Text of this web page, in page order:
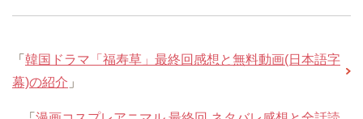
「 韓国ドラマ「福寿草」最終回感想と無料動画(日本語字
幕)の紹介 」